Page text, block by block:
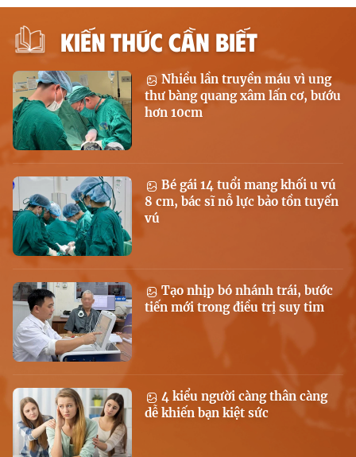
KIẾN THỨC CẦN BIẾT
Nhiều lần truyền máu vì ung
thư bàng quang xâm lấn cơ, bướu
hơn 10cm
Bé gái 14 tuổi mang khối u vú
8 cm, bác sĩ nỗ lực bảo tồn tuyến
vú
Tạo nhịp bó nhánh trái, bước
tiến mới trong điều trị suy tim
4 kiểu người càng thân càng
dễ khiến bạn kiệt sức